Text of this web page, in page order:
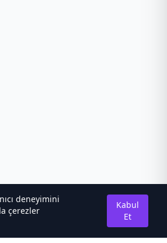
deneyimini
çerezler
Kabul
Et